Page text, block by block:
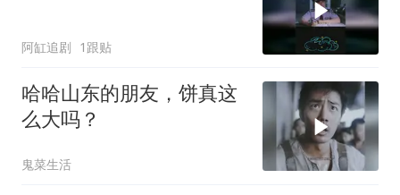
阿缸追剧 1跟贴
哈哈山东的朋友，饼真这
么大吗？
鬼菜生活